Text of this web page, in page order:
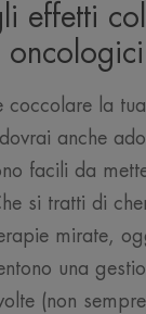
effetti
oncologici
coccolare la
anche
facili da
si tratti di
mirate,
una
(non